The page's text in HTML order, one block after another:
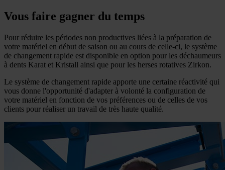
Vous faire gagner du temps
Pour réduire les périodes non productives liées à la préparation de
votre matériel en début de saison ou au cours de celle-ci, le système
de changement rapide est disponible en option pour les déchaumeurs
à dents Karat et Kristall ainsi que pour les herses rotatives Zirkon.
Le système de changement rapide apporte une certaine réactivité qui
vous donne l'opportunité d'adapter à volonté la configuration de
votre matériel en fonction de vos préférences ou de celles de vos
clients pour réaliser un travail de très haute qualité.